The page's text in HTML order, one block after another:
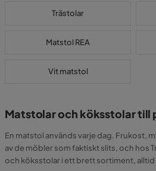
Trästolar
Matstol REA
Vit matstol
Matstolar och köksstolar till
En matstol används varje dag. Frukost,
av de möbler som faktiskt slits, och hos
och köksstolar i ett brett sortiment,